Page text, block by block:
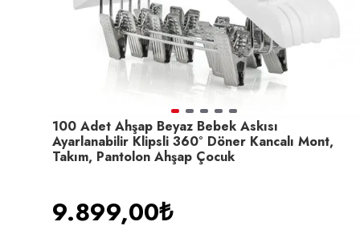
100 Adet Ahşap Beyaz Bebek Askısı
Ayarlanabilir Klipsli 360° Döner Kancalı Mont,
Takım, Pantolon Ahşap Çocuk
9.899,00₺